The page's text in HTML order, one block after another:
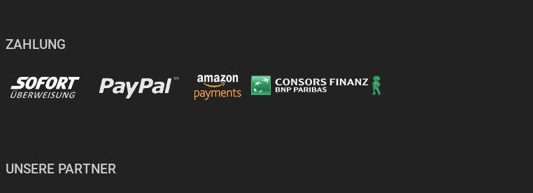
ZAHLUNG
UNSERE PARTNER